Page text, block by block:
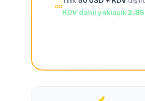
KDV dahil yaklaşık